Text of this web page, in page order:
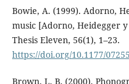
Bowie, A. (1999). Adorno,
music [Adorno, Heidegger
Thesis Eleven, 56(1), 1–23.
https://doi.org/10.1177/
Brown, L. B. (2000).